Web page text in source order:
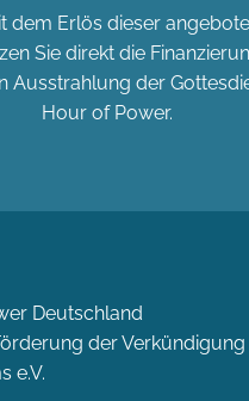
dem Erlös dieser
Sie direkt die
Ausstrahlung der
Hour of Power.
Deutschland
der Verkündigung
e.V.